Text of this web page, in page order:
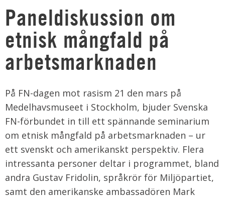
Paneldiskussion om
etnisk mångfald på
arbetsmarknaden
På FN-dagen mot rasism 21 den mars på
Medelhavsmuseet i Stockholm, bjuder Svenska
FN-förbundet in till ett spännande seminarium
om etnisk mångfald på arbetsmarknaden – ur
ett svenskt och amerikanskt perspektiv. Flera
intressanta personer deltar i programmet, bland
andra Gustav Fridolin, språkrör för Miljöpartiet,
samt den amerikanske ambassadören Mark